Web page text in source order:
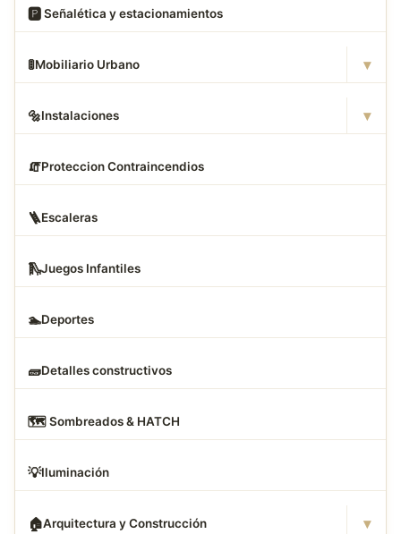
🅿️ Señalética y estacionamientos
🚦Mobiliario Urbano ▾
🔩Instalaciones ▾
🧯Proteccion Contraincendios
🪜Escaleras
🛝Juegos Infantiles
🏊Deportes
🧱Detalles constructivos
🗺️ Sombreados & HATCH
💡Iluminación
🏠Arquitectura y Construcción ▾